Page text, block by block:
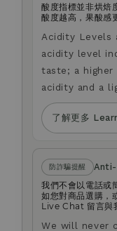
酸度指標並非烘焙
酸度越高，果酸感
Acidity Levels
acidity level
taste; a
acidity and a
了解更多
防詐騙提醒
我們不會以電話或
如您對商品選購，
Live Chat 留言與
We will never